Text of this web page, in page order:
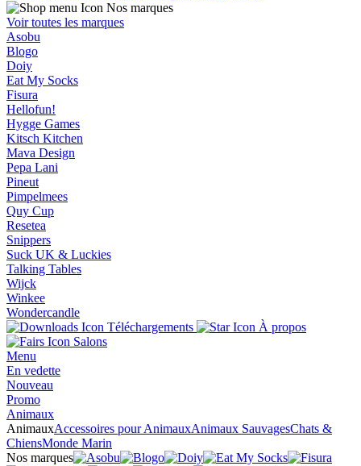
Nos marques
Voir toutes les marques
Asobu
Blogo
Doiy
Eat My Socks
Fisura
Hellofun!
Hygge Games
Kitsch Kitchen
Mava Design
Pepa Lani
Pineut
Pimpelmees
Quy Cup
Resetea
Snippers
Suck UK & Luckies
Talking Tables
Wijck
Winkee
Wondercandle
Téléchargements
À propos
Salons
Menu
En vedette
Nouveau
Promo
Animaux
AnimauxAccessoires pour AnimauxAnimaux SauvagesChats &
ChiensMonde Marin
Nos marques